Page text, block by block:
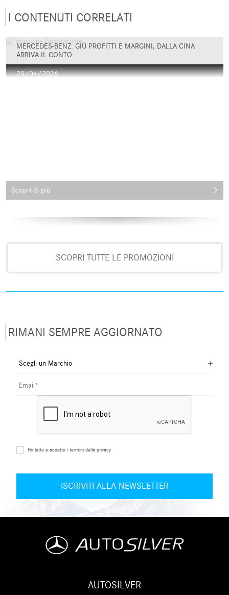
I CONTENUTI CORRELATI
MERCEDES-BENZ: GIÙ PROFITTI E MARGINI, DALLA CINA
ARRIVA IL CONTO
29/04/2026
Scopri di più
SCOPRI TUTTE LE PROMOZIONI
RIMANI SEMPRE AGGIORNATO
Ho letto e accetto i termini della privacy
AUTOSILVER